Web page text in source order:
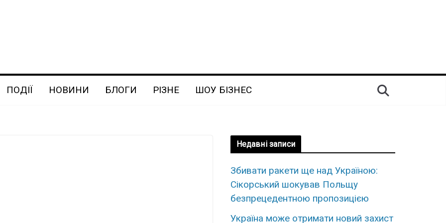
ПОДІЇ НОВИНИ БЛОГИ РІЗНЕ ШОУ БІЗНЕС
Недавні записи
Збивати ракети ще над Україною:
Сікорський шокував Польщу
безпрецедентною пропозицією
Україна може отримати новий захист